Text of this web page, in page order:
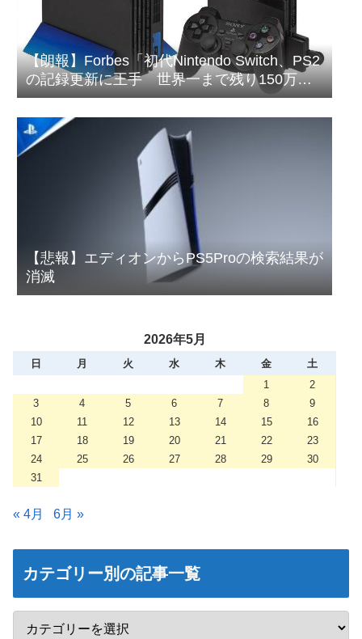
【朗報】Forbes「初代Nintendo Switch、PS2
の記録更新に王手 世界一まで残り150万
台」
【悲報】エディオンからPS5Proの検索結果が
消滅
2026年5月
日 月 火 水 木 金
土
1
2
3
4 5 6 7 8
9
10
11 12 13 14 15
16
17
18 19 20 21 22
23
24
25 26 27 28 29
30
31
« 4月 6月 »
カテゴリー別の記事一覧